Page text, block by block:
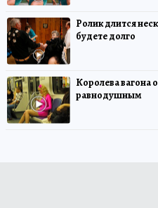
Ролик длится
будете долго
Королева вагона
равнодушным